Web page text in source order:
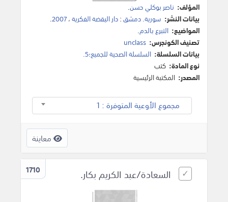
المؤلف: ناصر بوكلي حسن.
بيانات النشر: سورية. دمشق:دار اليقضة الفكرية،2007
.
المواضيع: التبرع بالدم.
تصنيف الكونجرس: unclass
بيانات السلسلة: السلسلة الصحية للجميع؛5.
نوع المادة: كتب
المصدر: المكتبة الرئيسية
مجموع الأوعية المتوفرة : 1
معاينة
1710 السعادة/عبد الكريم بكار.